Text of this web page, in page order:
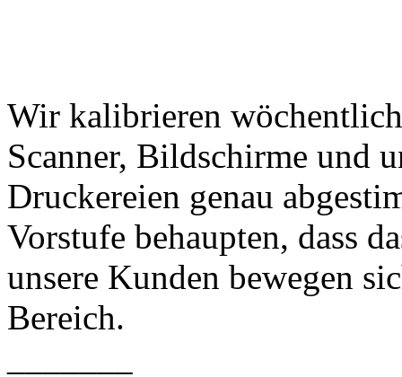
Wir kalibrieren
Scanner, Bildschirme und
Druckereien genau
Vorstufe behaupten, dass
unsere Kunden bewegen
Bereich.